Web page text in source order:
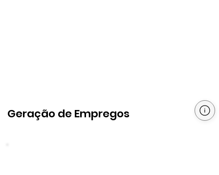
Geração de Empregos